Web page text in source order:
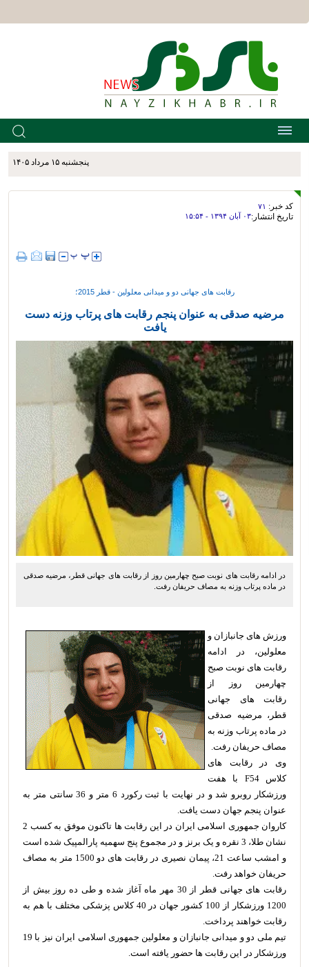
پنجشنبه ۱۵ مرداد ۱۴۰۵
کد خبر: ۷۱
تاریخ انتشار:۰۳ آبان ۱۳۹۴ - ۱۵:۵۴
رقابت های جهانی دو و میدانی معلولین - قطر 2015؛
مرضیه صدقی به عنوان پنجم رقابت های پرتاب وزنه دست
یافت
در ادامه رقابت های نوبت صبح چهارمین روز از رقابت های جهانی قطر، مرضیه صدقی
در ماده پرتاب وزنه به مصاف حریفان رفت.
ورزش های جانبازان و
معلولین، در ادامه
رقابت های نوبت صبح
چهارمین روز از
رقابت های جهانی
قطر، مرضیه صدقی
در ماده پرتاب وزنه به
مصاف حریفان رفت.
وی در رقابت های
کلاس F54 با هفت
ورزشکار روبرو شد و در نهایت با ثبت رکورد 6 متر و 36 سانتی متر به
عنوان پنجم جهان دست یافت.
کاروان جمهوری اسلامی ایران در این رقابت ها تاکنون موفق به کسب 2
نشان طلا، 3 نقره و یک برنز و در مجموع پنج سهمیه پارالمپیک شده است
و امشب ساعت 21، پیمان نصیری در رقابت های دو 1500 متر به مصاف
حریفان خواهد رفت.
رقابت های جهانی قطر از 30 مهر ماه آغاز شده و طی ده روز بیش از
1200 ورزشکار از 100 کشور جهان در 40 کلاس پزشکی مختلف با هم به
رقابت خواهند پرداخت.
تیم ملی دو و میدانی جانبازان و معلولین جمهوری اسلامی ایران نیز با 19
ورزشکار در این رقابت ها حضور یافته است.